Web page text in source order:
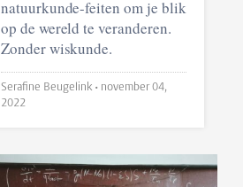
natuurkunde-feiten om je blik
op de wereld te veranderen.
Zonder wiskunde.
Serafine Beugelink • november 04,
2022